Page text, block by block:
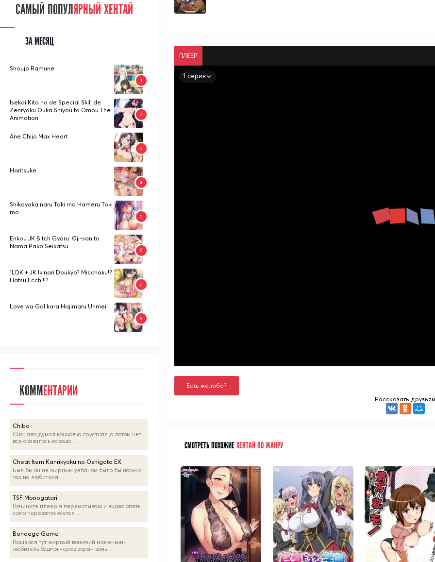
ПЛЕЕР
1 серия
Есть жалоба?
Рассказать друзьям
СМОТРЕТЬ ПОХОЖИЕХЕНТАЙ ПО ЖАНРУ
САМЫЙ ПОПУЛЯРНЫЙ ХЕНТАЙ
ЗА МЕСЯЦ
Shoujo Ramune
Isekai Kita no de Special Skill de
Zenryoku Ouka Shiyou to Omou The
Animation
Ane Chijo Max Heart
Haritsuke
Shikoyaka naru Toki mo Hameru Toki
mo
Enkou JK Bitch Gyaru: Oji-san to
Nama Pako Seikatsu
1LDK + JK Ikinari Doukyo? Micchaku!?
Hatsu Ecchi!!?
Love wa Gal kara Hajimaru Unmei
КОММЕНТАРИИ
Chibo
Сначала думал концовка грустная ,а потом нет
все оказалось хорошо ...
Cheat Item Kanrikyoku no Oshigoto EX
Был бы он не жирным уебаном было бы норм а
так на любителя ...
TSF Monogatari
Почините плеер я перематываю и видео опять
само перезапускается ...
Bondage Game
Нашёлся тут жирный вонючий маменькин
любитель бсдм,я через экран вонь...